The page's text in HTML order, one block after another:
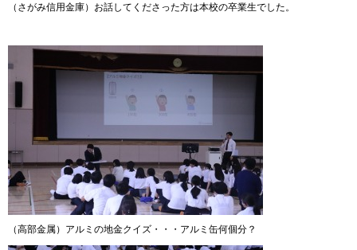
（さがみ信用金庫）お話してくださった方は本校の卒業生でした。
（高部金属）アルミの地金クイズ・・・アルミ缶何個分？